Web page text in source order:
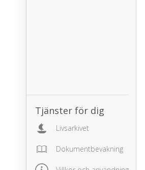
Tjänster för dig
Livsarkivet
Dokumentbevakning